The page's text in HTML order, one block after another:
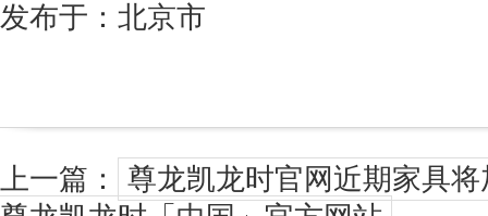
发布于：北京市
上一篇：
尊龙凯龙时官网近期家具